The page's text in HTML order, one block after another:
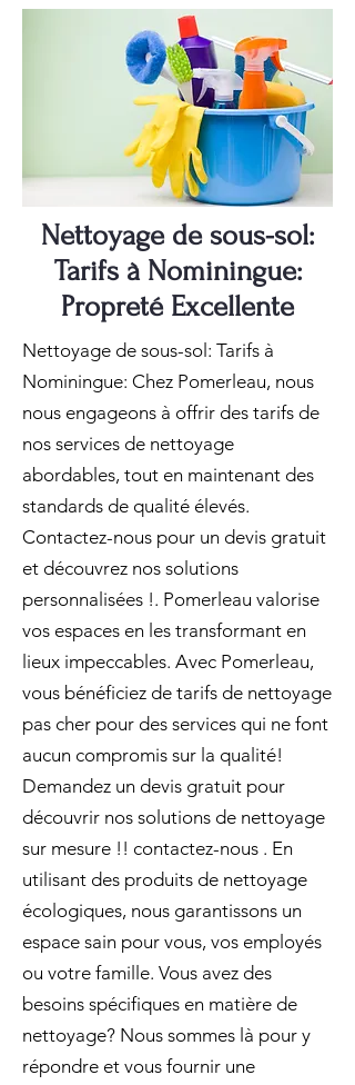
Nettoyage de sous-sol:
Tarifs à Nominingue:
Propreté Excellente
Nettoyage de sous-sol: Tarifs à
Nominingue: Chez Pomerleau, nous
nous engageons à offrir des tarifs de
nos services de nettoyage
abordables, tout en maintenant des
standards de qualité élevés.
Contactez-nous pour un devis gratuit
et découvrez nos solutions
personnalisées !. Pomerleau valorise
vos espaces en les transformant en
lieux impeccables. Avec Pomerleau,
vous bénéficiez de tarifs de nettoyage
pas cher pour des services qui ne font
aucun compromis sur la qualité!
Demandez un devis gratuit pour
découvrir nos solutions de nettoyage
sur mesure !! contactez-nous . En
utilisant des produits de nettoyage
écologiques, nous garantissons un
espace sain pour vous, vos employés
ou votre famille. Vous avez des
besoins spécifiques en matière de
nettoyage? Nous sommes là pour y
répondre et vous fournir une